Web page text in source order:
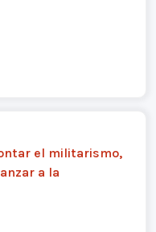
el militarismo,
a la